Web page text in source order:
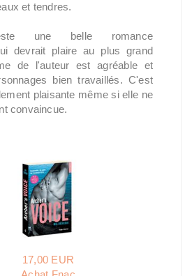
et tendres.
une belle romance
devrait plaire au plus grand
de l'auteur est agréable et
bien travaillés. C'est
plaisante même si elle ne
convaincue.
17,00 EUR